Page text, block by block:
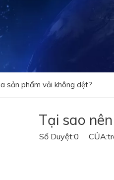
sản phẩm vải không dệt?
Tại sao
Số Duyệt:0